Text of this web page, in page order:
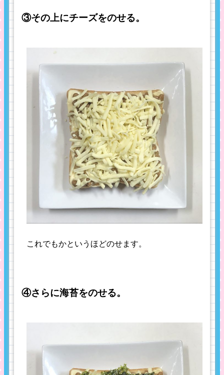
③その上にチーズをのせる。
これでもかというほどのせます。
④さらに海苔をのせる。